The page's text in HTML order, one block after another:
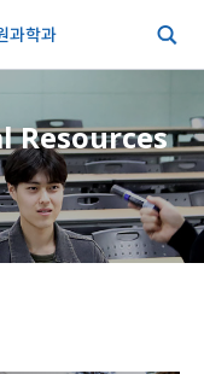
과학과
Resources